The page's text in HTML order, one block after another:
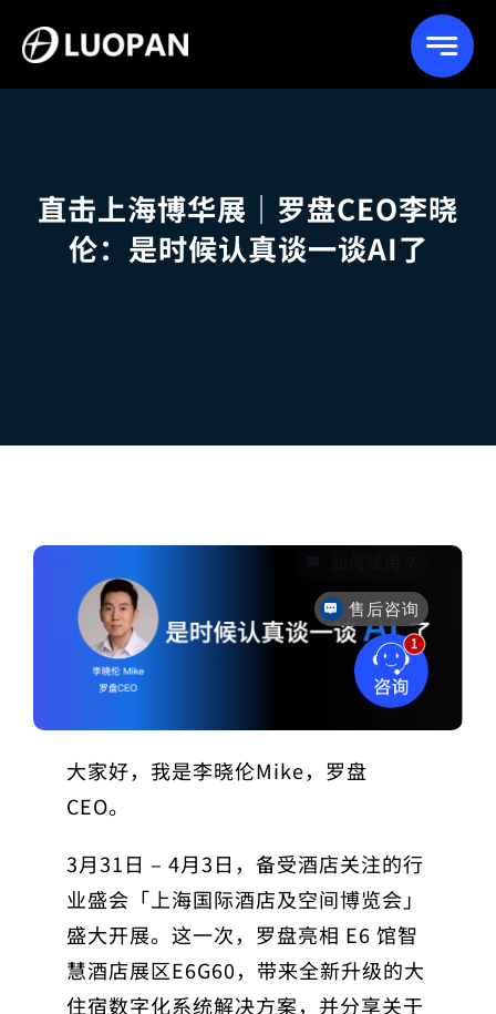
content
直击上海博华展｜罗盘CEO李晓
伦：是时候认真谈一谈AI了
大家好，我是李晓伦Mike，罗盘
CEO。
3月31日 – 4月3日，备受酒店关注的行
业盛会「上海国际酒店及空间博览会」
盛大开展。这一次，罗盘亮相 E6 馆智
慧酒店展区E6G60，带来全新升级的大
住宿数字化系统解决方案，并分享关于
售后咨询